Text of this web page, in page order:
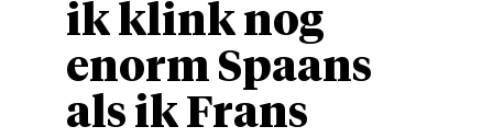
ik klink nog
enorm Spaans
als ik Frans